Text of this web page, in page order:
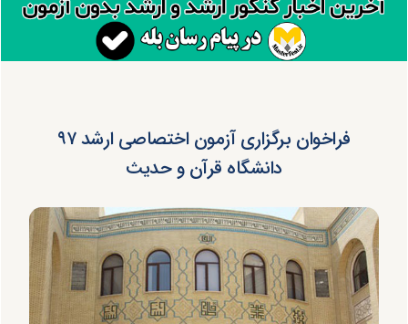
فراخوان برگزاری آزمون اختصاصی ارشد ۹۷
دانشگاه قرآن و حدیث